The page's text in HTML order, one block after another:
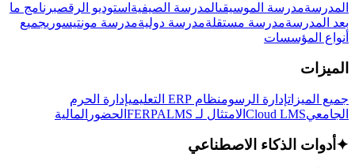
المدرسةمدرسة الموسيقىالمدرسة الصيفية استوديو الرقصبرنامج ما
بعد المدرسةمدرسة مستقلةمدرسة دوليةمدرسة مونتيسوريجميع
أنواع المؤسسات
الميزات
جميع الميزاتإدارة الرسومنظام ERP التعليمي
إدارة الحرم
الجامعيCloud LMS الامتثال لـ FERPA LMS الحضور المالية
✦ أدوات الذكاء الاصطناعي